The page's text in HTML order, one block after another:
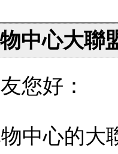
中心大聯
您好：
中心的大